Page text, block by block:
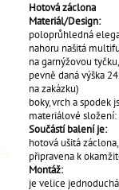
Hotová záclona
Materiál/Design:
poloprůhledná
nahoru našitá
na garnýžovou
pevně daná výška
na zakázku)
boky, vrch a spodek
materiálové složení:
Součástí balení je:
hotová ušitá
připravena k
Montáž:
je velice